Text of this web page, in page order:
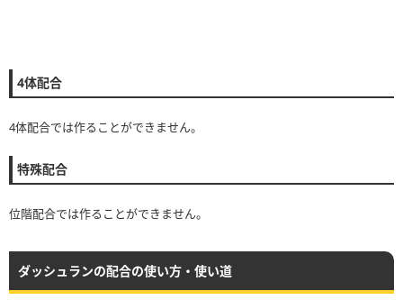
4体配合
4体配合では作ることができません。
特殊配合
位階配合では作ることができません。
ダッシュランの配合の使い方・使い道